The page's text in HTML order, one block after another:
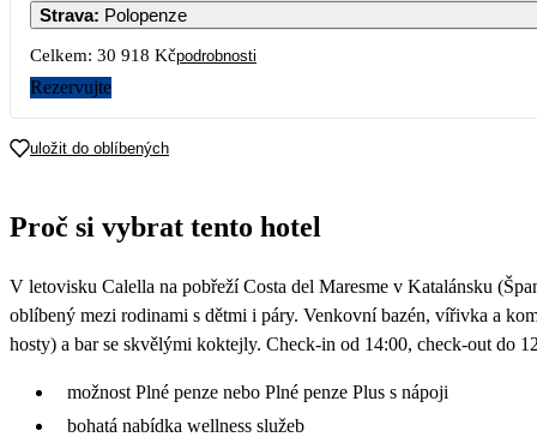
Strava: Polopenze
Celkem: 30 918 Kčpodrobnosti
Rezervujte
uložit do oblíbených
Proč si vybrat tento hotel
V letovisku Calella na pobřeží Costa del Maresme v Katalánsku
oblíbený mezi rodinami s dětmi i páry. Venkovní bazén, vířivka a
hosty) a bar se skvělými koktejly. Check-in od 14:00, check-out do
možnost Plné penze nebo Plné penze Plus s nápoji
bohatá nabídka wellness služeb